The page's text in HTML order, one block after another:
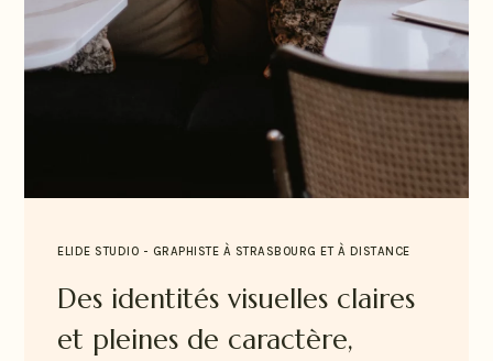
ELIDE STUDIO - GRAPHISTE À STRASBOURG ET À DISTANCE
Des identités visuelles claires
et pleines de caractère,